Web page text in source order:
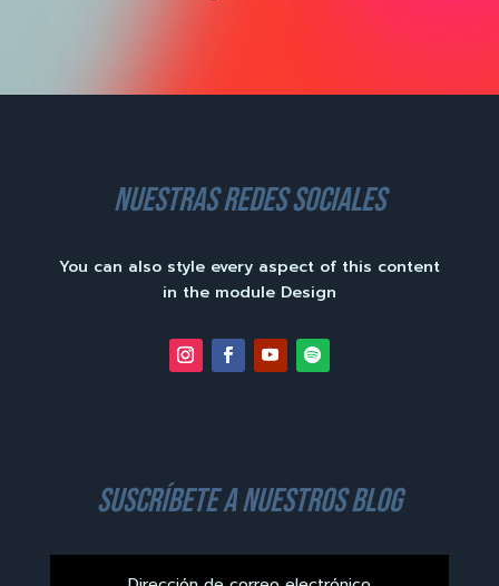
nuestras redes sociales
You can also style every aspect of this content
in the module Design
suscríbete a nuestros blog